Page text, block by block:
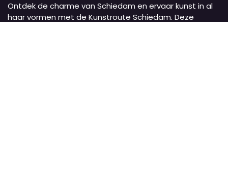
Ontdek de charme van Schiedam en ervaar kunst in al
haar vormen met de Kunstroute Schiedam. Deze